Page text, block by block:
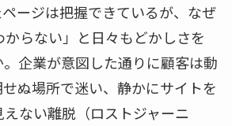
ページは把握できているが、なぜ
らない」と日々もどかしさを
企業が意図した通りに顧客は動
ぬ場所で迷い、静かにサイトを
ない離脱（ロストジャーニ